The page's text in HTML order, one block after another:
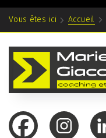
Vous êtes ici Accueil